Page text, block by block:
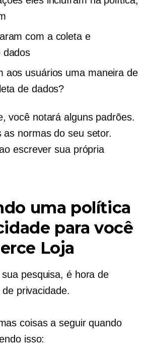
com a coleta e
dados
aos usuários uma maneira de
de dados?
você notará alguns padrões.
as normas do seu setor.
escrever sua própria
uma política
para você
Loja
pesquisa, é hora de
privacidade.
coisas a seguir quando
isso: